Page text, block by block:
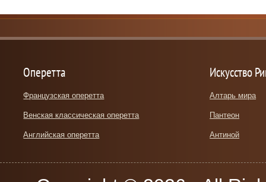
Оперетта
Французская оперетта
Венская классическая оперетта
Английская оперетта
Искусство
Алтарь мира
Пантеон
Антиной